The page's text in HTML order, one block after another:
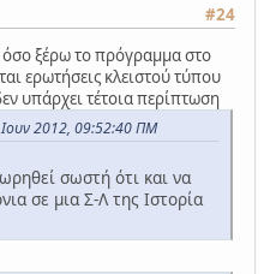
#24
ξέρω το πρόγραμμα στο
ερωτήσεις κλειστού τύπου
υπάρχει τέτοια περίπτωση
2012, 09:52:40 ΠΜ
σωστή ότι και να
σε μια Σ-Λ της Ιστορία